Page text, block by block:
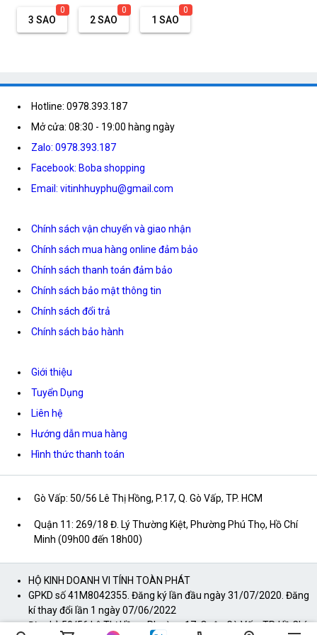
3 SAO
0
2 SAO
0
1 SAO
0
Hotline: 0978.393.187
Mở cửa: 08:30 - 19:00 hàng ngày
Zalo: 0978.393.187
Facebook: Boba shopping
Email: vitinhhuyphu@gmail.com
Chính sách vận chuyển và giao nhận
Chính sách mua hàng online đảm bảo
Chính sách thanh toán đảm bảo
Chính sách bảo mật thông tin
Chính sách đổi trả
Chính sách bảo hành
Giới thiệu
Tuyển Dụng
Liên hệ
Hướng dẫn mua hàng
Hình thức thanh toán
Gò Vấp: 50/56 Lê Thị Hồng, P.17, Q. Gò Vấp, TP. HCM
Quận 11: 269/18 Đ. Lý Thường Kiệt, Phường Phú Thọ, Hồ Chí
Minh (09h00 đến 18h00)
HỘ KINH DOANH VI TÍNH TOÀN PHÁT
GPKD số 41M8042355. Đăng ký lần đầu ngày 31/07/2020. Đăng
kí thay đổi lần 1 ngày 07/06/2022
Địa chỉ: 50/56 Lê Thị Hồng, Phường 17, Quận Gò Vấp, TP. Hồ Chí